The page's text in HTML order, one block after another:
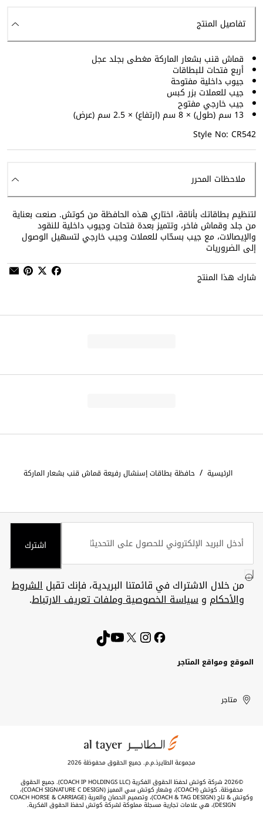
تفاصيل المنتج
قماش قنب بشعار الماركة مغطى بجلد عجل
أربع فتحات للبطاقات
جيوب داخلية مفتوحة
جيب للعملات بزر كبس
جيب خارجي مفتوح
13 سم (طول) × 8 سم (ارتفاع) × 2.5 سم (عرض)
Style No: CR542
ملاحظات المحرر
لتنظيم بطاقاتك بأناقة، اختاري هذه الحافظة من كوتش. صنعت بعناية
من جلد وقماش فاخر، وتتميز بعدة فتحات وجيوب داخلية للنقود
والإيصالات، مع جيب بسحّاب للعملات وجيب خارجي لتسهيل الوصول
إلى الضروريات
شارك هذا المنتج
الرئيسية / حافظة بطاقات إسنشال رفيعة قماش قنب بشعار الماركة
اشترك
من خلال الاشتراك في قائمتنا البريدية، فإنك تقبلالشروط
والأحكام وسياسة الخصوصية وملفات تعريف الارتباط.
الموقع ومواقع المتاجر
United
Arab
Kuwait
الإمارات
العربية
الكويت
متاجر
مجموعة الطايرذ.م.م. جميع الحقوق محفوظة 2026
©2026 شركة كوتش لحفظ الحقوق الفكرية (COACH IP HOLDINGS LLC). جميع الحقوق
محفوظة. كوتش (COACH)، وشعار كوتش سي المميز (COACH SIGNATURE C DESIGN)،
وكوتش & تاج (COACH & TAG DESIGN)، وتصميم الحصان والعربة (COACH HORSE & CARRIAGE
DESIGN)، هي علامات تجارية مسجلة مملوكة لشركة كوتش لحفظ الحقوق الفكرية.